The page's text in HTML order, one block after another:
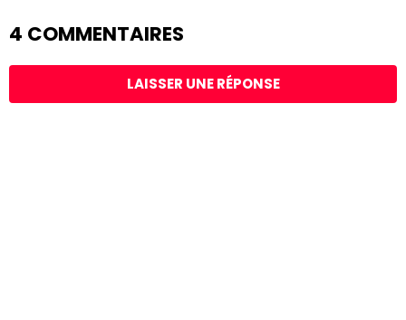
4 COMMENTAIRES
LAISSER UNE RÉPONSE